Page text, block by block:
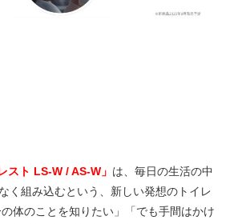
スト LS-W / AS-W」 は、毎日の生活の中
く組み込むという、新しい発想のトイレ
体のことを知りたい」「でも手間はかけ